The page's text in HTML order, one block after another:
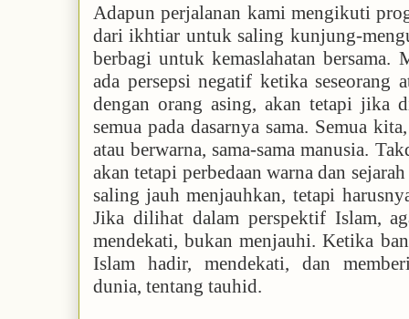
Adapun perjalanan kami mengikuti
dari ikhtiar untuk saling kunjung-
berbagi untuk kemaslahatan bersama.
ada persepsi negatif ketika seseorang
dengan orang asing, akan tetapi jika
semua pada dasarnya sama. Semua
atau berwarna, sama-sama manusia.
akan tetapi perbedaan warna dan
saling jauh menjauhkan, tetapi
Jika dilihat dalam perspektif Islam,
mendekati, bukan menjauhi. Ketika
Islam hadir, mendekati, dan
dunia, tentang tauhid.